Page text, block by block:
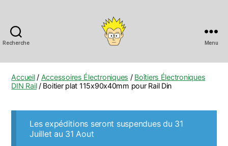
Recherche Menu
Accueil/ Accessoires Électroniques / Boîtiers Électroniques
DIN Rail/ Boitier plat 115x90x40mm pour Rail Din
Les expéditions seront suspendues du 31
Juillet au 31 Aout